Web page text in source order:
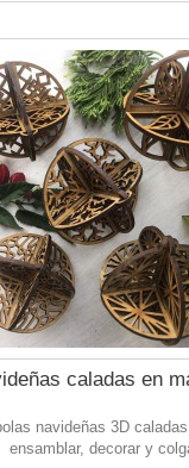
caladas en
navideñas 3D
ensamblar, decorar y